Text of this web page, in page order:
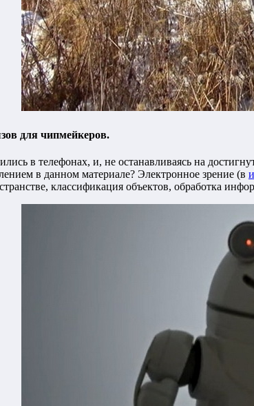
для чипмейкеров.
в телефонах, и, не останавливаясь на
в данном материале? Электронное зрение (в
классификация объектов, обработка